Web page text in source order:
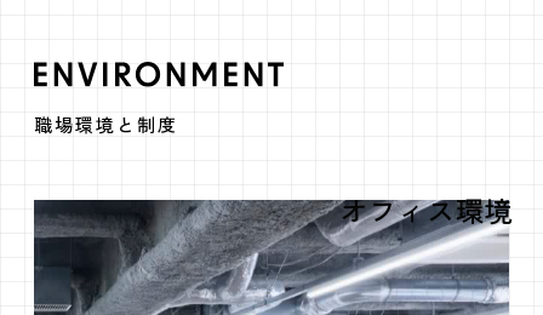
職場環境と制度
オフィス環境